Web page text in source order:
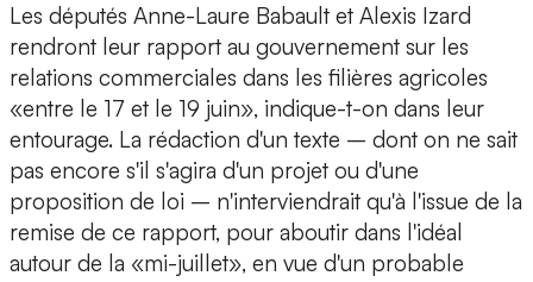
Les députés Anne-Laure Babault et Alexis Izard
rendront leur rapport au gouvernement sur les
relations commerciales dans les filières agricoles
«entre le 17 et le 19 juin», indique-t-on dans leur
entourage. La rédaction d'un texte – dont on ne sait
pas encore s'il s'agira d'un projet ou d'une
proposition de loi – n'interviendrait qu'à l'issue de la
remise de ce rapport, pour aboutir dans l'idéal
autour de la «mi-juillet», en vue d'un probable